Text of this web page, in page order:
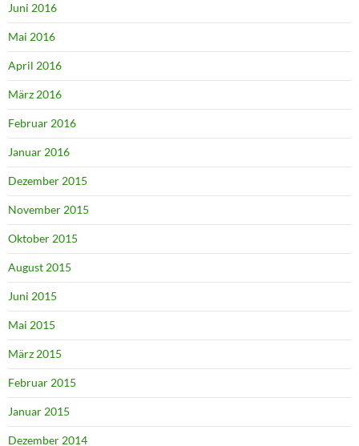
Juni 2016
Mai 2016
April 2016
März 2016
Februar 2016
Januar 2016
Dezember 2015
November 2015
Oktober 2015
August 2015
Juni 2015
Mai 2015
März 2015
Februar 2015
Januar 2015
Dezember 2014